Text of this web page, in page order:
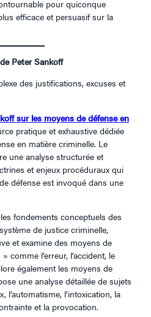
pour quiconque
efficace et persuasif sur la
de Peter Sankoff
des justifications, excuses et
sur les moyens de défense en
pratique et exhaustive dédiée
en matière criminelle. Le
une analyse structurée et
et enjeux procéduraux qui
défense est invoqué dans une
fondements conceptuels des
de justice criminelle,
et examine des moyens de
comme l’erreur, l’accident, le
également les moyens de
une analyse détaillée de sujets
l’automatisme, l’intoxication, la
et la provocation.